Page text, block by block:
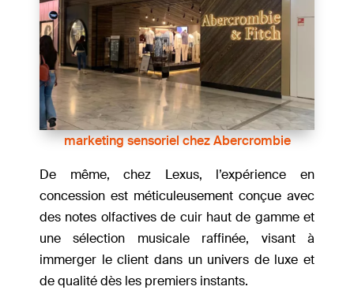
marketing sensoriel chez Abercrombie
De même, chez Lexus, l’expérience en
concession est méticuleusement conçue avec
des notes olfactives de cuir haut de gamme et
une sélection musicale raffinée, visant à
immerger le client dans un univers de luxe et
de qualité dès les premiers instants.